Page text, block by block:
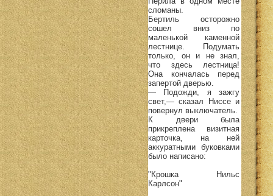
сломаны.
Бертиль осторожно
сошел вниз по
маленькой каменной
лестнице. Подумать
только, он и не знал,
что здесь лестница!
Она кончалась перед
запертой дверью.
— Подожди, я зажгу
свет,— сказал Ниссе и
повернул выключатель.
К двери была
прикреплена визитная
карточка, на ней
аккуратными буковками
было написано:
"Крошка Нильс
Карлсон"